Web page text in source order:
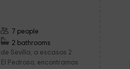
7 people
2 bathrooms
Sevilla, a escasos 2
Pedroso, encontramos